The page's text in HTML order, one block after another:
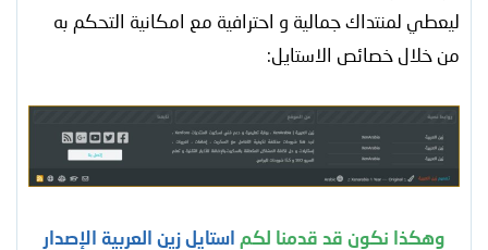
ليعطي لمنتداك جمالية و احترافية مع امكانية التحكم به
من خلال خصائص الاستايل:
وهكذا نكون قد قدمنا لكم استايل زين العربية الإصدار